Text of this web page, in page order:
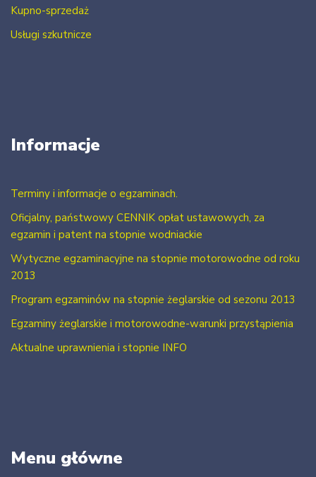
Kupno-sprzedaż
Usługi szkutnicze
Informacje
Terminy i informacje o egzaminach.
Oficjalny, państwowy CENNIK opłat ustawowych, za
egzamin i patent na stopnie wodniackie
Wytyczne egzaminacyjne na stopnie motorowodne od roku
2013
Program egzaminów na stopnie żeglarskie od sezonu 2013
Egzaminy żeglarskie i motorowodne-warunki przystąpienia
Aktualne uprawnienia i stopnie INFO
Menu główne